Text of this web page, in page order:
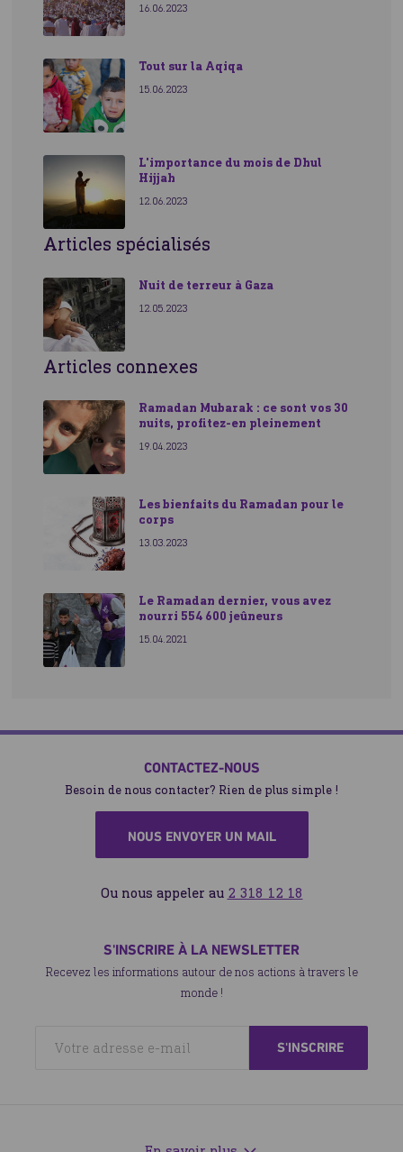
16.06.2023
Tout sur la Aqiqa
15.06.2023
L'importance du mois de Dhul
Hijjah
12.06.2023
Articles spécialisés
Nuit de terreur à Gaza
12.05.2023
Articles connexes
Ramadan Mubarak : ce sont vos 30
nuits, profitez-en pleinement
19.04.2023
Les bienfaits du Ramadan pour le
corps
13.03.2023
Le Ramadan dernier, vous avez
nourri 554 600 jeûneurs
15.04.2021
CONTACTEZ-NOUS
Besoin de nous contacter? Rien de plus simple !
NOUS ENVOYER UN MAIL
Ou nous appeler au 2 318 12 18
S'INSCRIRE À LA NEWSLETTER
Recevez les informations autour de nos actions à travers le
monde !